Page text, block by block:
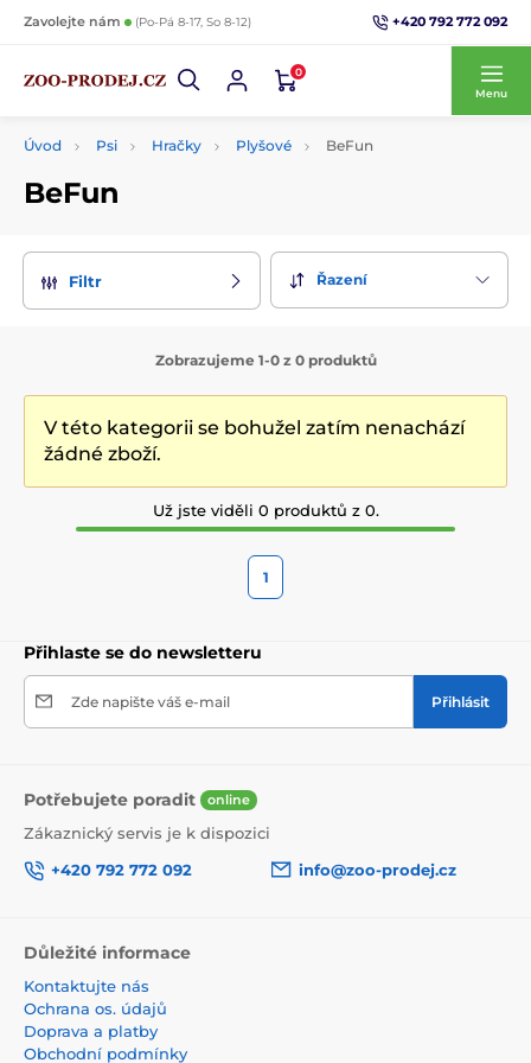
Zavolejte nám (Po-Pá 8-17, So 8-12) +420 792 772 092
0
Menu
Úvod Psi Hračky Plyšové BeFun
BeFun
Filtr Řazení
Zobrazujeme 1-0 z 0 produktů
V této kategorii se bohužel zatím nenachází
žádné zboží.
Už jste viděli 0 produktů z 0.
1
Přihlaste se do newsletteru
Zde napište váš e-mail Přihlásit
Potřebujete poradit online
Zákaznický servis je k dispozici
+420 792 772 092
info@zoo-prodej.cz
Důležité informace
Kontaktujte nás
Ochrana os. údajů
Doprava a platby
Obchodní podmínky